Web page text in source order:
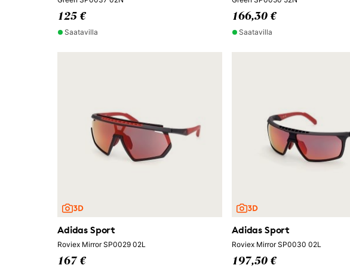
125 €
Saatavilla
166,30 €
Saatavilla
Adidas Sport
Roviex Mirror SP0029 02L
167 €
Adidas Sport
Roviex Mirror SP0030 02L
197,50 €